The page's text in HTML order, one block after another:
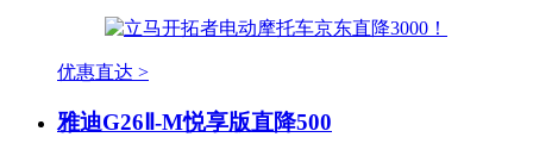
优惠直达 >
雅迪G26Ⅱ-M悦享版直降500